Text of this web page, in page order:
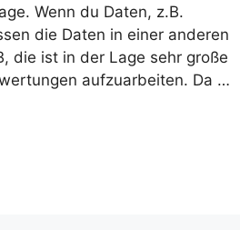
Wenn du Daten, z.B.
die Daten in einer anderen
die ist in der Lage sehr große
aufzuarbeiten. Da …